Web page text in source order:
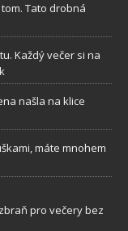
Tato drobná
Každý večer si na
našla na klice
máte mnohem
pro večery bez